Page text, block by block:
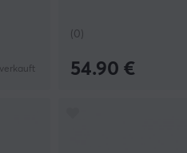
(0)
54.90 €